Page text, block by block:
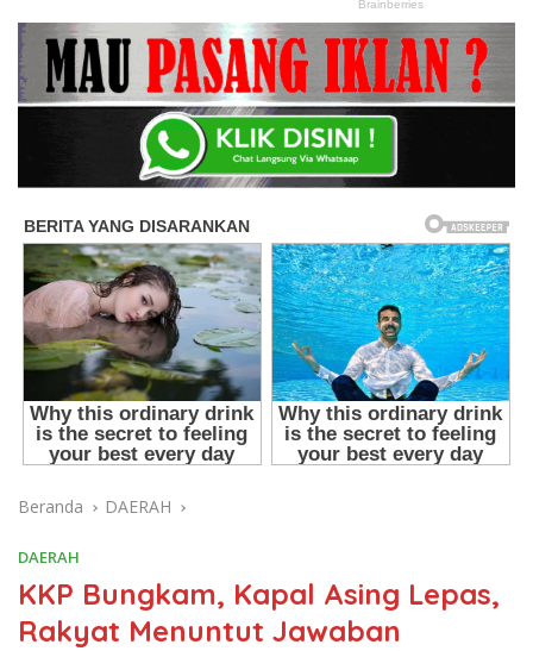
Beranda DAERAH
DAERAH
KKP Bungkam, Kapal Asing Lepas,
Rakyat Menuntut Jawaban